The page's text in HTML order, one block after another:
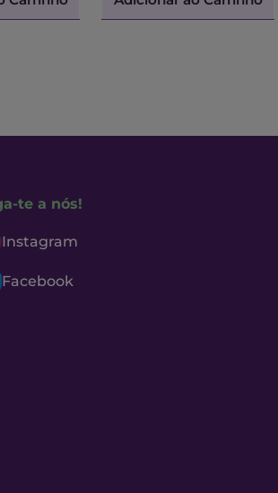
te a nós!
Instagram
Facebook